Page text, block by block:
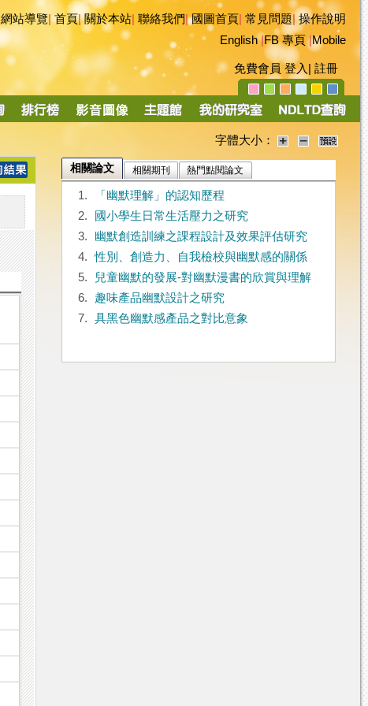
網站導覽|首頁|關於本站 聯絡我們|國圖首頁 常見問題|操作說明
English|FB 專頁|Mobile
免費會員 登入 註冊
字體大小：
相關論文 相關期刊 熱門點閱論文
1.
「幽默理解」的認知歷程
2.
國小學生日常生活壓力之研究
3.
幽默創造訓練之課程設計及效果評估研究
4. 性別、創造力、自我檢校與幽默感的關係
5.
兒童幽默的發展-對幽默漫書的欣賞與理解
6.
趣味產品幽默設計之研究
7.
具黑色幽默感產品之對比意象